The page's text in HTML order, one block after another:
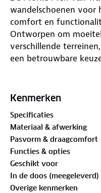
wandelschoenen voor
comfort en
Ontworpen om
verschillende
een betrouwbare
terwijl het waterdichte
comfortabel blijven,
De rubberen
stabiliteit, zodat je
en ondergronden
voetbed van zacht
en demping, ideaal
Kenmerken
Specificaties
Materiaal & afwerking
Pasvorm & draagcomfort
Functies & opties
Geschikt voor
In de doos (meegeleverd)
Overige kenmerken